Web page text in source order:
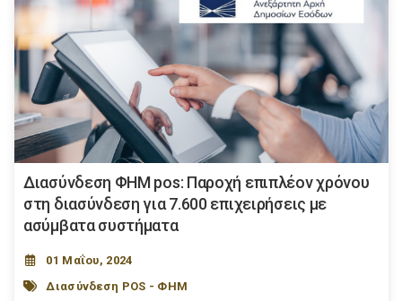
Διασύνδεση ΦΗΜ pos: Παροχή επιπλέον χρόνου
στη διασύνδεση για 7.600 επιχειρήσεις με
ασύμβατα συστήματα
01 Μαΐου, 2024
Διασύνδεση POS - ΦΗΜ